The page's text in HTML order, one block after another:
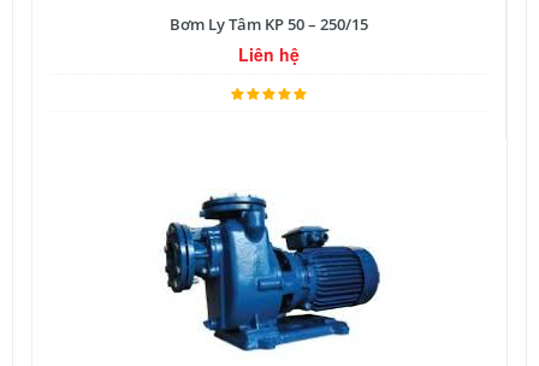
Bơm Ly Tâm KP 50 – 250/15
Liên hệ